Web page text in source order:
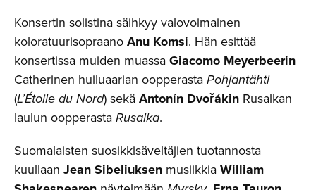
Konsertin solistina säihkyy valovoimainen
koloratuurisopraanoAnu Komsi. Hän esittää
konsertissa muiden muassaGiacomo Meyerbeerin
Catherinen huiluaarian oopperastaPohjantähti
(L’Étoile du Nord) sekäAntonín Dvořákin Rusalkan
laulun oopperastaRusalka.
Suomalaisten suosikkisäveltäjien tuotannosta
kuullaan Jean Sibeliuksen musiikkiaWilliam